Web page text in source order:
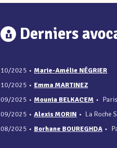
Derniers
10/2025 • Marie-Amélie NÉGRIER
10/2025 • Emma MARTINEZ
09/2025 • Mounia BELKACEM •
09/2025 • Alexis MORIN • La Roche
08/2025 • Borhane BOUREGHDA •